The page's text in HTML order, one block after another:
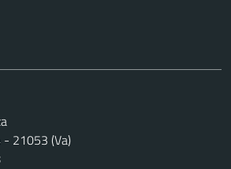
- 21053 (Va)